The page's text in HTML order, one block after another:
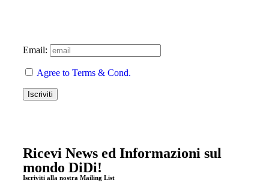
Ricevi News ed Informazioni sul
mondo DiDi!
Iscriviti alla nostra Mailing List
Email:
Agree to Terms & Cond.